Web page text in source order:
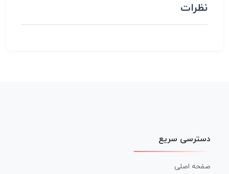
نظرات
دسترسی سریع
صفحه اصلی